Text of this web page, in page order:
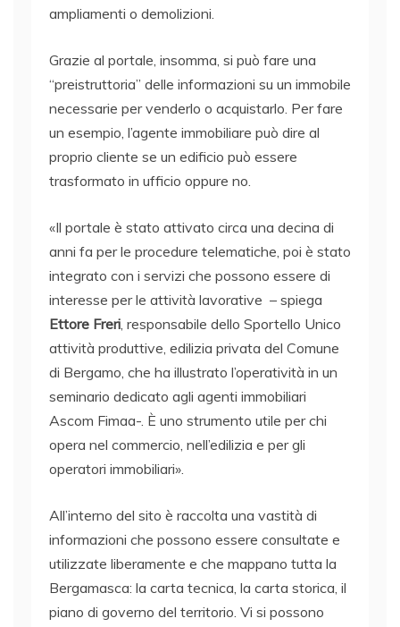
ampliamenti o demolizioni.
Grazie al portale, insomma, si può fare una
“preistruttoria” delle informazioni su un immobile
necessarie per venderlo o acquistarlo. Per fare
un esempio, l’agente immobiliare può dire al
proprio cliente se un edificio può essere
trasformato in ufficio oppure no.
«Il portale è stato attivato circa una decina di
anni fa per le procedure telematiche, poi è stato
integrato con i servizi che possono essere di
interesse per le attività lavorative – spiega
Ettore Freri, responsabile dello Sportello Unico
attività produttive, edilizia privata del Comune
di Bergamo, che ha illustrato l’operatività in un
seminario dedicato agli agenti immobiliari
Ascom Fimaa-. È uno strumento utile per chi
opera nel commercio, nell’edilizia e per gli
operatori immobiliari».
All’interno del sito è raccolta una vastità di
informazioni che possono essere consultate e
utilizzate liberamente e che mappano tutta la
Bergamasca: la carta tecnica, la carta storica, il
piano di governo del territorio. Vi si possono